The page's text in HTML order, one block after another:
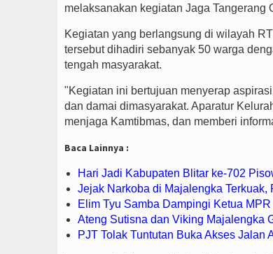
melaksanakan kegiatan Jaga Tangerang
Kegiatan yang berlangsung di wilayah
tersebut dihadiri sebanyak 50 warga
tengah masyarakat.
"Kegiatan ini bertujuan menyerap
dan damai dimasyarakat. Aparatur
menjaga Kamtibmas, dan memberi
Baca Lainnya :
Hari Jadi Kabupaten Blitar ke-702
Jejak Narkoba di Majalengka
Elim Tyu Samba Dampingi Ketua
Ateng Sutisna dan Viking Majalengka
PJT Tolak Tuntutan Buka Akses Jalan